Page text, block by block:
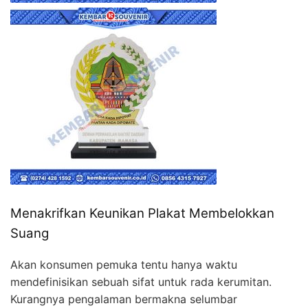
Menakrifkan Keunikan Plakat Membelokkan
Suang
Akan konsumen pemuka tentu hanya waktu
mendefinisikan sebuah sifat untuk rada kerumitan.
Kurangnya pengalaman bermakna selumbar